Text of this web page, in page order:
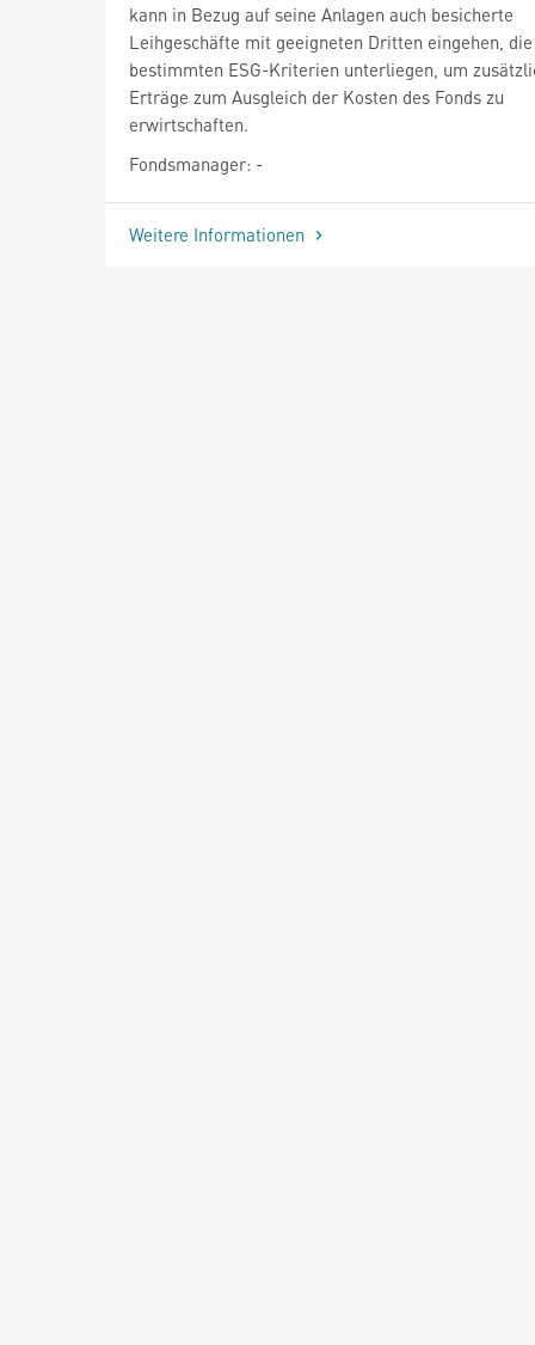
kann in Bezug auf seine Anlagen auch besicherte
Leihgeschäfte mit geeigneten Dritten eingehen, die
bestimmten ESG-Kriterien unterliegen, um
Erträge zum Ausgleich der Kosten des Fonds zu
erwirtschaften.
Fondsmanager: -
Weitere Informationen